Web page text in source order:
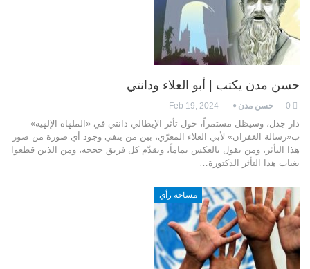
حسن مدن يكتب | أبو العلاء ودانتي
حسن مدن Feb 19, 2024
دار جدل، وسيظل مستمراً، حول تأثر الإيطالي دانتي في «الملهاة الإلهية»
ب«رسالة الغفران» لأبي العلاء المعرّي، بين من ينفي وجود أي صورة من صور
هذا التأثر، ومن يقول بالعكس تماماً، ويقدّم كل فريق حججه، ومن الذين قطعوا
بغياب هذا التأثر الدكتورة…
مساحة رأي